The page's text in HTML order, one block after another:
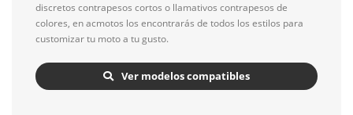
discretos contrapesos cortos o llamativos contrapesos de
colores, en acmotos los encontrarás de todos los estilos para
customizar tu moto a tu gusto.
Ver modelos compatibles